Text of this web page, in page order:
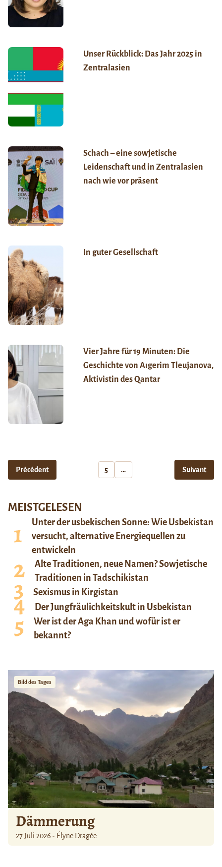
Unser Rückblick: Das Jahr 2025 in
Zentralasien
Schach – eine sowjetische
Leidenschaft und in Zentralasien
nach wie vor präsent
In guter Gesellschaft
Vier Jahre für 19 Minuten: Die
Geschichte von Aıgerim Tleujanova,
Aktivistin des Qantar
Précédent 5 … Suivant
MEISTGELESEN
Unter der usbekischen Sonne: Wie Usbekistan
versucht, alternative Energiequellen zu
entwickeln
Alte Traditionen, neue Namen? Sowjetische
Traditionen in Tadschikistan
Sexismus in Kirgistan
Der Jungfräulichkeitskult in Usbekistan
Wer ist der Aga Khan und wofür ist er
bekannt?
Bild des Tages
Dämmerung
27 Juli 2026 - Élyne Dragée